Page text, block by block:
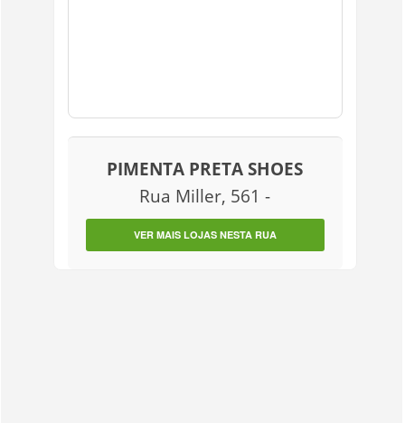
PIMENTA PRETA SHOES
Rua Miller, 561 -
VER MAIS LOJAS NESTA RUA